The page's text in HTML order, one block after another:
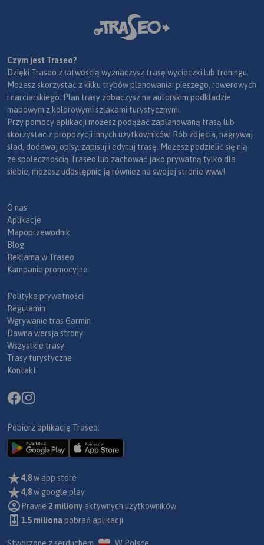
Czym jest Traseo?
Dzięki Traseo z łatwością wyznaczysz trasę wycieczki lub treningu.
Możesz skorzystać z kilku trybów planowania: pieszego, rowerowych
i narciarskiego. Plan trasy zobaczysz na autorskim podkładzie
mapowym z kolorowymi szlakami turystycznymi.
Przy pomocy aplikacji możesz podążać zaplanowaną trasą lub
skorzystać z propozycji innych użytkowników. Rób zdjęcia, nagrywaj
ślad, dodawaj opisy, zapisuj i edytuj trasę. Możesz podzielić się nią
ze społecznością Traseo lub zachować jako prywatną tylko dla
siebie, możesz udostępnić ją również na swojej stronie www!
O nas
Aplikacje
Mapoprzewodnik
Blog
Reklama w Traseo
Kampanie promocyjne
Polityka prywatności
Regulamin
Wgrywanie tras Garmin
Dawna wersja strony
Wszystkie trasy
Trasy turystyczne
Kontakt
Pobierz aplikację Traseo:
4,8w app store
4,8w google play
Prawie 2 miliony aktywnych użytkowników
1.5 miliona pobrań aplikacji